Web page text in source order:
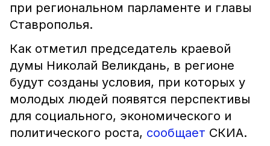
при региональном парламенте и главы
Ставрополья.
Как отметил председатель краевой
думы Николай Великдань, в регионе
будут созданы условия, при которых у
молодых людей появятся перспективы
для социального, экономического и
политического роста, сообщает СКИА.